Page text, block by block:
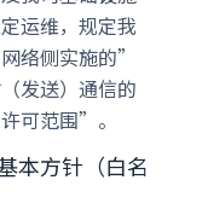
运维，规定我
络侧实施的”
发送）通信的
可范围”。
本方针（白名